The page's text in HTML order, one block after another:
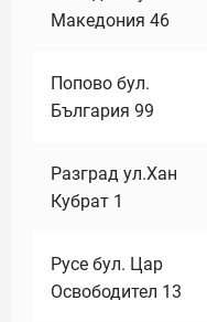
Македония 46
Попово бул.
България 99
Разград ул.Хан
Кубрат 1
Русе бул. Цар
Освободител 13